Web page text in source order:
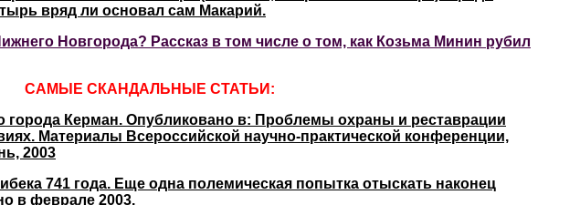
вряд ли основал сам Макарий.
Новгорода? Рассказ в том числе о том, как Козьма Минин рубил
САМЫЕ СКАНДАЛЬНЫЕ СТАТЬИ:
города Керман. Опубликовано в: Проблемы охраны и реставрации
Материалы Всероссийской научно-практической конференции,
2003
741 года. Еще одна полемическая попытка отыскать наконец
в феврале 2003.